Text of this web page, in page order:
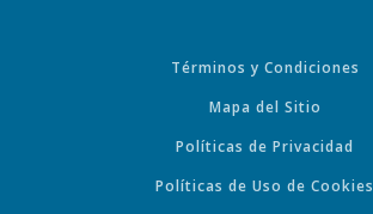
Términos y Condiciones
Mapa del Sitio
Políticas de Privacidad
Políticas de Uso de Cookies